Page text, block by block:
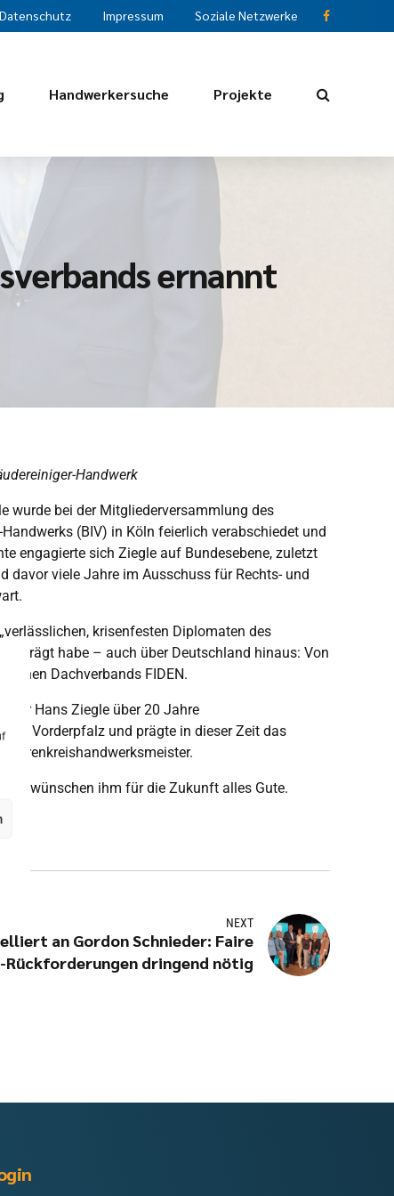
Datenschutz Impressum Soziale Netzwerke
Handwerkersuche Projekte
ernannt
Handwerk
wurde bei der Mitgliederversammlung des
(BIV) in Köln feierlich verabschiedet und
engagierte sich Ziegle auf Bundesebene, zuletzt
davor viele Jahre im Ausschuss für Rechts- und
krisenfesten Diplomaten des
habe – auch über Deutschland hinaus: Von
Dachverbands FIDEN.
war Hans Ziegle über 20 Jahre
Vorderpfalz und prägte in dieser Zeit das
Ehrenkreishandwerksmeister.
wünschen ihm für die Zukunft alles Gute.
NEXT
an Gordon Schnieder: Faire
Rückforderungen dringend nötig